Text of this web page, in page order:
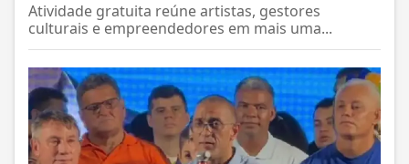
Atividade gratuita reúne artistas, gestores
culturais e empreendedores em mais uma...